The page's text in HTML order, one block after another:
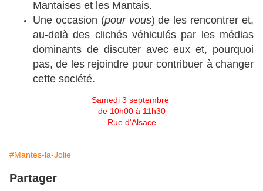
Mantaises et les Mantais.
Une occasion (pour vous) de les rencontrer et,
au-delà des clichés véhiculés par les médias
dominants de discuter avec eux et, pourquoi
pas, de les rejoindre pour contribuer à changer
cette société.
Samedi 3 septembre
de 10h00 à 11h30
Rue d'Alsace
#Mantes-la-Jolie
Partager